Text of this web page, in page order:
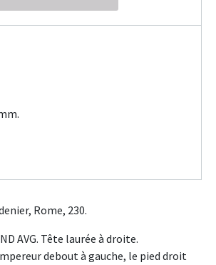
Rome, 230.
AVG. Tête laurée à droite.
debout à gauche, le pied droit